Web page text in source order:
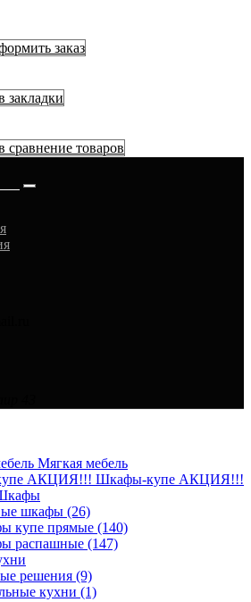
заказ
закладки
сравнение товаров
Мягкая мебель
Шкафы-купе АКЦИЯ!!!
шкафы (26)
купе прямые (140)
распашные (147)
решения (9)
кухни (1)